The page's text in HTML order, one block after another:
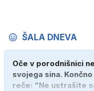
ŠALA DNEVA
Oče v porodnišnici
svojega sina.
reče: "Ne ustrašite